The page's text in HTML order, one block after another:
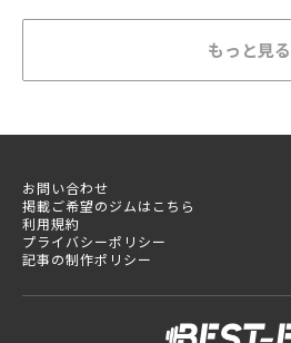
もっと見る
お問い合わせ
掲載ご希望のジムはこちら
利用規約
プライバシーポリシー
記事の制作ポリシー